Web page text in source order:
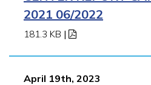
2021 06/2022
181.3 KB |
April 19th, 2023